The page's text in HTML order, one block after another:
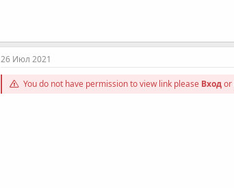
26 Июл 2021
You do not have permission to view link please Входor